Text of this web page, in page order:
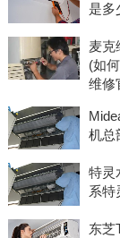
是多
麦克
(如
维修
机总
特灵
系特
东芝